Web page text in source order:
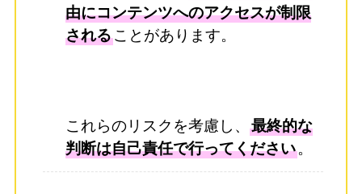
由にコンテンツへのアクセスが制限
されることがあります。
これらのリスクを考慮し、最終的な
判断は自己責任で行ってください。